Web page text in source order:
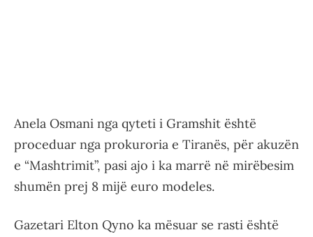
Anela Osmani nga qyteti i Gramshit është
proceduar nga prokuroria e Tiranës, për akuzën
e “Mashtrimit”, pasi ajo i ka marrë në mirëbesim
shumën prej 8 mijë euro modeles.
Gazetari Elton Qyno ka mësuar se rasti është